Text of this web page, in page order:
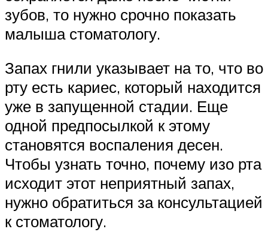
зубов, то нужно срочно показать
малыша стоматологу.
Запах гнили указывает на то, что во
рту есть кариес, который находится
уже в запущенной стадии. Еще
одной предпосылкой к этому
становятся воспаления десен.
Чтобы узнать точно, почему изо рта
исходит этот неприятный запах,
нужно обратиться за консультацией
к стоматологу.